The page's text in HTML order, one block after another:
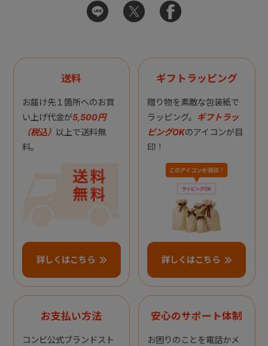
送料
お届け先１箇所へのお買
い上げ代金が5,500円
（税込） 以上で送料無
料。
詳しくはこちら
ギフトラッピング
贈り物を素敵な包装紙で
ラッピング。 ギフトラッ
ピングOKのアイコンが目
印！
詳しくはこちら
お支払い方法
コンビ公式ブランドスト
安心のサポート体制
お困りのことを電話かメ